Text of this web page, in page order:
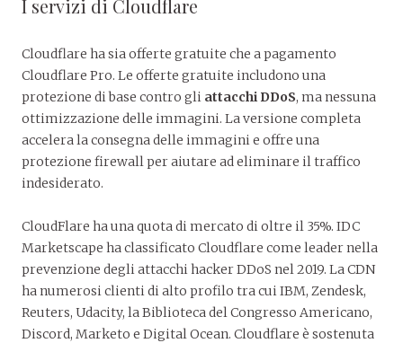
I servizi di Cloudflare
Cloudflare ha sia offerte gratuite che a pagamento
Cloudflare Pro. Le offerte gratuite includono una
protezione di base contro gli attacchi DDoS, ma nessuna
ottimizzazione delle immagini. La versione completa
accelera la consegna delle immagini e offre una
protezione firewall per aiutare ad eliminare il traffico
indesiderato.
CloudFlare ha una quota di mercato di oltre il 35%. IDC
Marketscape ha classificato Cloudflare come leader nella
prevenzione degli attacchi hacker DDoS nel 2019. La CDN
ha numerosi clienti di alto profilo tra cui IBM, Zendesk,
Reuters, Udacity, la Biblioteca del Congresso Americano,
Discord, Marketo e Digital Ocean. Cloudflare è sostenuta